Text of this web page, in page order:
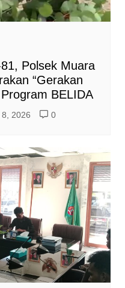
Polsek Muara
“Gerakan
BELIDA
2026 0